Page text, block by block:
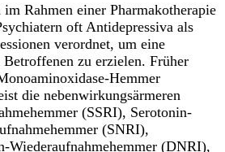
Rahmen einer Pharmakotherapie
oft Antidepressiva als
verordnet, um eine
zu erzielen. Früher
Hemmer
die nebenwirkungsärmeren
(SSRI), Serotonin-
(SNRI),
Wiederaufnahmehemmer (DNRI),